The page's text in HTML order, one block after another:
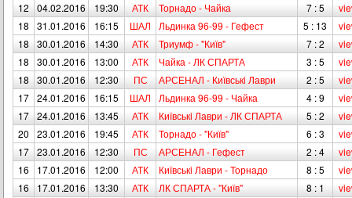
12
04.02.2016 19:30 АТК Торнадо - Чайка 7 : 5
18
31.01.2016 16:15 ШАЛ Льдинка 96-99 - Гефест 5 : 13
18 30.01.2016 14:30 АТК Триумф - "Київ" 7 : 2
18
30.01.2016 13:00 АТК Чайка - ЛК СПАРТА 3 : 5
18 30.01.2016 12:30 ПС АРСЕНАЛ - Київськi Лаври 2 : 5
17 24.01.2016 16:15 ШАЛ Льдинка 96-99 - Чайка 4 : 9
17 24.01.2016 13:45 АТК Київськi Лаври - ЛК СПАРТА 5 : 2
20
23.01.2016 19:45 АТК Торнадо - "Київ" 6 : 3
17 23.01.2016 12:30 ПС АРСЕНАЛ - Гефест 2 : 4
16
17.01.2016 12:00 АТК Київськi Лаври - Торнадо 8 : 5
16
17.01.2016 13:30 АТК ЛК СПАРТА - "Київ" 8 : 1